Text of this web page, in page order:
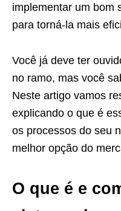
implementar um bom
para torná-la mais
Você já deve ter
no ramo, mas você
Neste artigo vamos
explicando o que é
os processos do seu
melhor opção do
O que é e